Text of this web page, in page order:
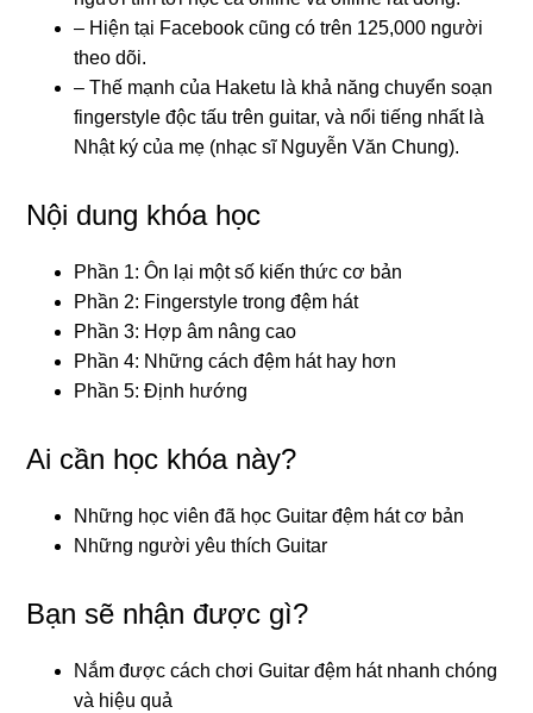
– Hiện tại Facebook cũng có trên 125,000 người
theo dõi.
– Thế mạnh của Haketu là khả năng chuyển soạn
fingerstyle độc tấu trên guitar, và nổi tiếng nhất là
Nhật ký của mẹ (nhạc sĩ Nguyễn Văn Chung).
Nội dung khóa học
Phần 1: Ôn lại một số kiến thức cơ bản
Phần 2: Fingerstyle trong đệm hát
Phần 3: Hợp âm nâng cao
Phần 4: Những cách đệm hát hay hơn
Phần 5: Định hướng
Ai cần học khóa này?
Những học viên đã học Guitar đệm hát cơ bản
Những người yêu thích Guitar
Bạn sẽ nhận được gì?
Nắm được cách chơi Guitar đệm hát nhanh chóng
và hiệu quả